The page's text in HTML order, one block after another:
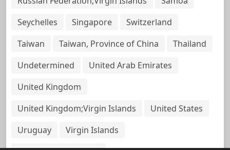
Seychelles
Singapore
Switzerland
Taiwan
Taiwan, Province of China
Thailand
Undetermined
United Arab Emirates
United Kingdom
United Kingdom;Virgin Islands
United States
Uruguay
Virgin Islands